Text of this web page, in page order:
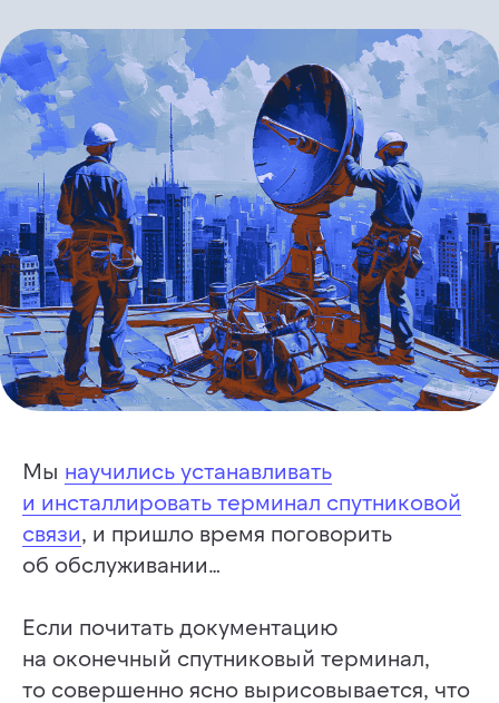
Мы научились устанавливать
и инсталлировать терминал спутниковой
связи, и пришло время поговорить
об обслуживании…
Если почитать документацию
на оконечный спутниковый терминал,
то совершенно ясно вырисовывается, что